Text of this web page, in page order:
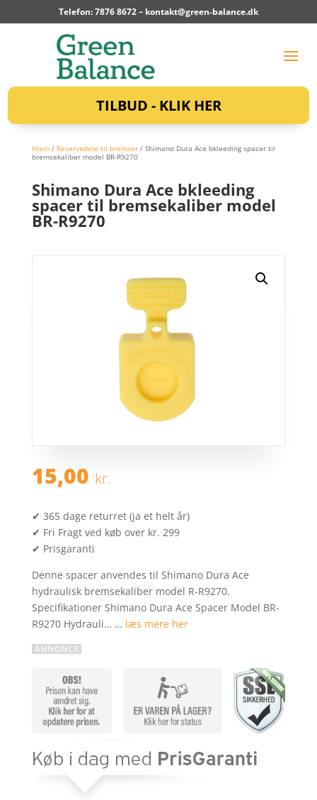
Telefon: 7876 8672 – kontakt@green-balance.dk
TILBUD - KLIK HER
Hjem/ Reservedele til bremser/ Shimano Dura Ace bkleeding spacer til
bremsekaliber model BR-R9270
Shimano Dura Ace bkleeding
spacer til bremsekaliber model
BR-R9270
15,00 kr.
✔ 365 dage returret (ja et helt år)
✔ Fri Fragt ved køb over kr. 299
✔ Prisgaranti
Denne spacer anvendes til Shimano Dura Ace
hydraulisk bremsekaliber model R-R9270.
Specifikationer Shimano Dura Ace Spacer Model BR-
R9270 Hydrauli… … læs mere her